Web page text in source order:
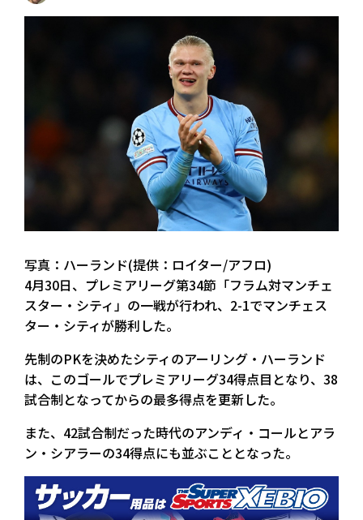
写真：ハーランド(提供：ロイター/アフロ)
4月30日、プレミアリーグ第34節「フラム対マンチェ
スター・シティ」の一戦が行われ、2-1でマンチェス
ター・シティが勝利した。
先制のPKを決めたシティのアーリング・ハーランド
は、このゴールでプレミアリーグ34得点目となり、38
試合制となってからの最多得点を更新した。
また、42試合制だった時代のアンディ・コールとアラ
ン・シアラーの34得点にも並ぶこととなった。